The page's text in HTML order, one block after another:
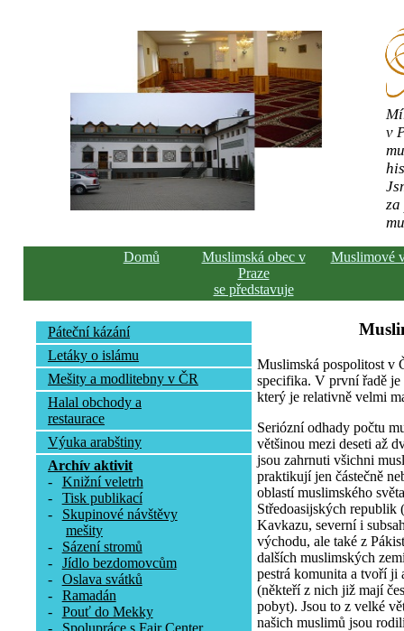
v
Domů
Muslimská obec v
Praze
se představuje
Muslimové
Páteční kázání
Letáky o islámu
Mešity a modlitebny v ČR
Halal obchody a
restaurace
Výuka arabštiny
Archív aktivit
-
Knižní veletrh
-
Tisk publikací
-
Skupinové návštěvy
mešity
-
Sázení stromů
-
Jídlo bezdomovcům
-
Oslava svátků
-
Ramadán
-
Pouť do Mekky
Muslimská pospolitost v
specifika. V první řadě je
který je relativně velmi
Seriózní odhady počtu
většinou mezi deseti až
jsou zahrnuti všichni
praktikují jen částečně
oblastí muslimského
Středoasijských republik
Kavkazu, severní i
východu, ale také z
dalších muslimských
pestrá komunita a tvoří ji
(někteří z nich již mají
pobyt). Jsou to z velké
našich muslimů jsou